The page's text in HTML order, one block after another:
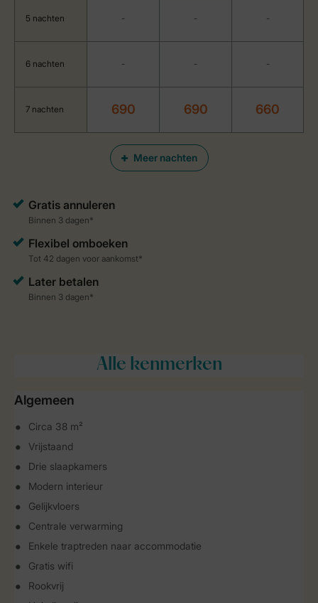
Meer nachten
5 nachten - - -
6 nachten - - -
7 nachten 690 690 660
Alle kenmerken
Algemeen
Circa 38 m²
Vrijstaand
Drie slaapkamers
Modern interieur
Gelijkvloers
Centrale verwarming
Enkele traptreden naar accommodatie
Gratis wifi
Rookvrij